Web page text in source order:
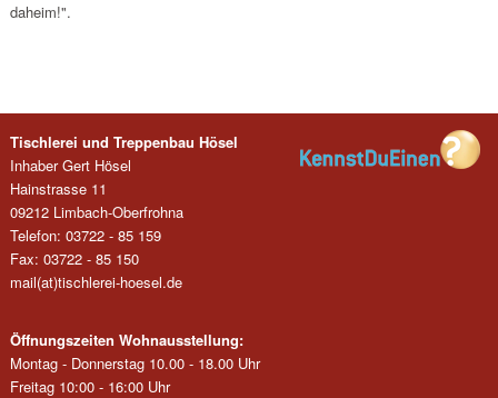
daheim!".
Tischlerei und Treppenbau Hösel
Inhaber Gert Hösel
Hainstrasse 11
09212 Limbach-Oberfrohna
Telefon: 03722 - 85 159
Fax: 03722 - 85 150
mail(at)tischlerei-hoesel.de
Öffnungszeiten Wohnausstellung:
Montag - Donnerstag 10.00 - 18.00 Uhr
Freitag 10:00 - 16:00 Uhr